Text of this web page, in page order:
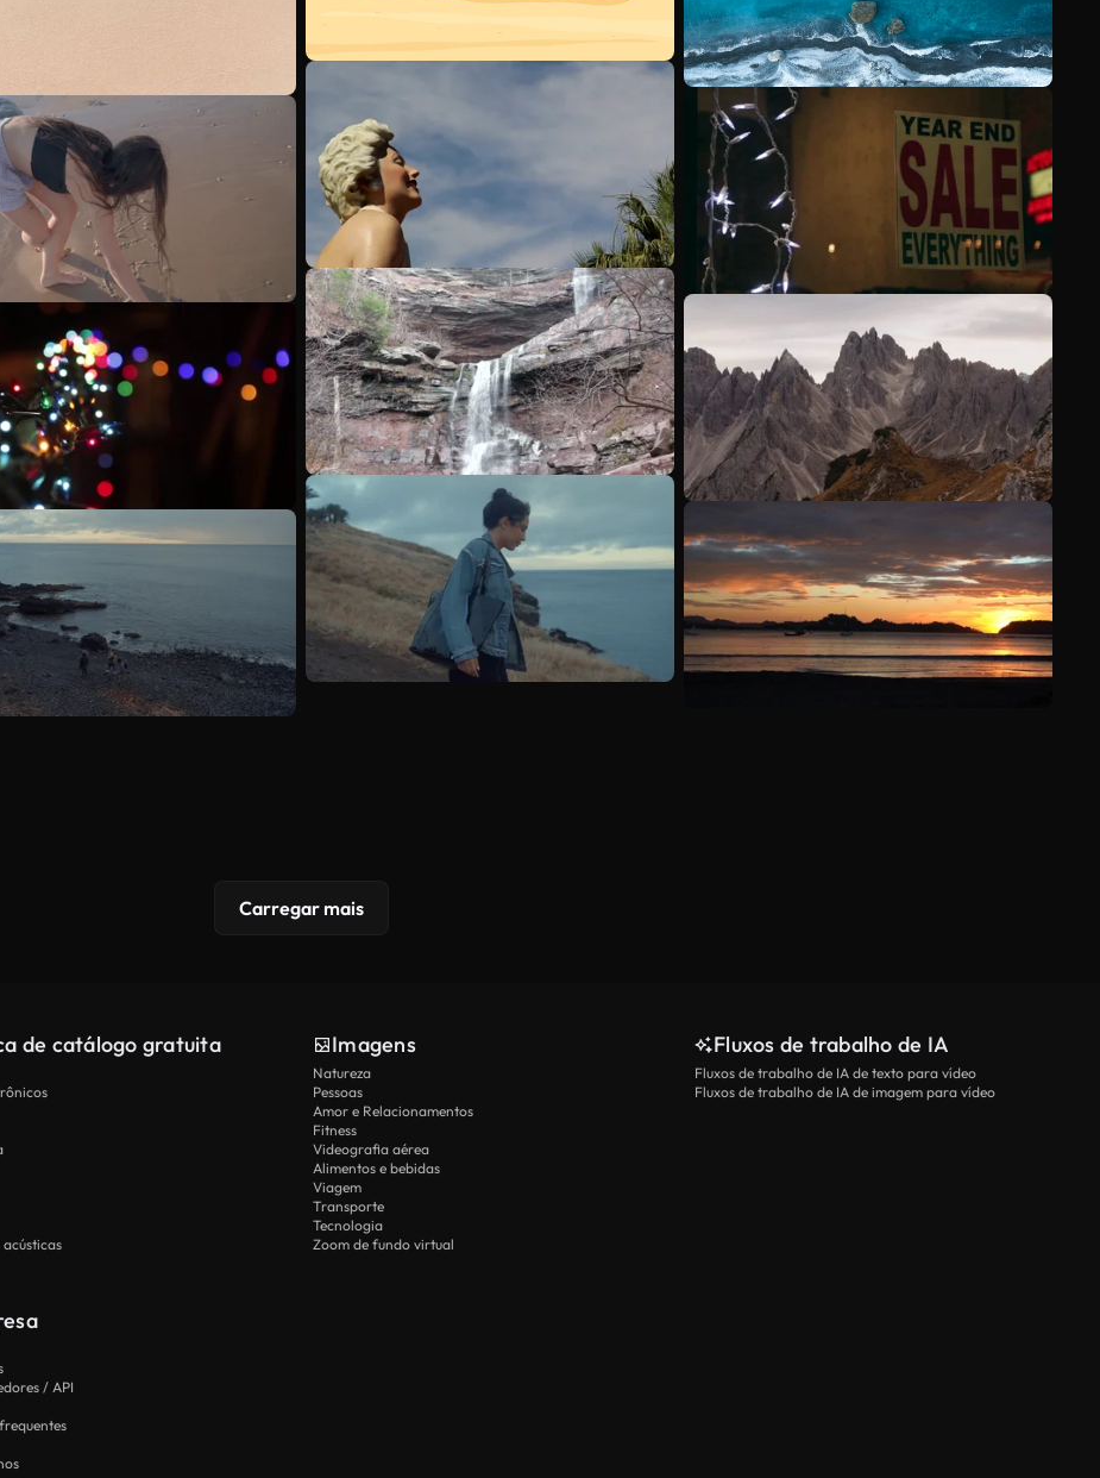
Carregar mais
de catálogo gratuita Imagens
Natureza
Pessoas
Amor e Relacionamentos
Fitness
Videografia aérea
Alimentos e bebidas
Viagem
Transporte
Tecnologia
Zoom de fundo virtual
Fluxos de trabalho de IA
Fluxos de trabalho de IA de texto para vídeo
Fluxos de trabalho de IA de imagem para vídeo
/ API